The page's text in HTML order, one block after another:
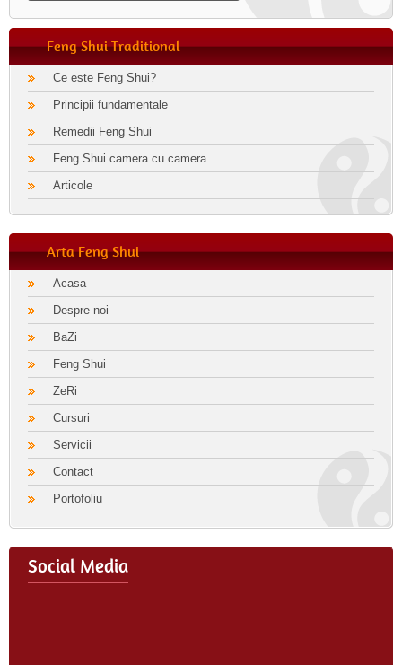
Feng Shui Traditional
Ce este Feng Shui?
Principii fundamentale
Remedii Feng Shui
Feng Shui camera cu camera
Articole
Arta Feng Shui
Acasa
Despre noi
BaZi
Feng Shui
ZeRi
Cursuri
Servicii
Contact
Portofoliu
Social Media